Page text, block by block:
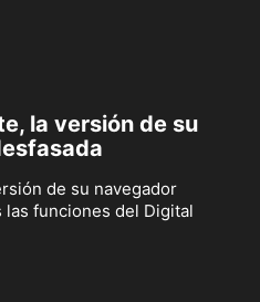
la versión de su
de su navegador
funciones del Digital